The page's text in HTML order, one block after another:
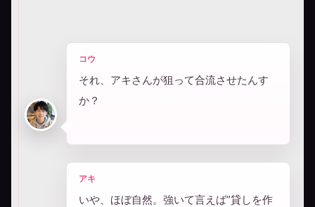
コウ
それ、アキさんが狙って合流させたんす
か？
アキ
いや、ほぼ自然。強いて言えば”貸しを作